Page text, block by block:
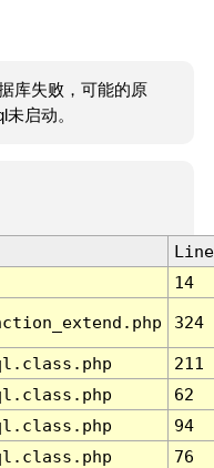
库失败，可能的原
启动。
Line
14
324
211
62
94
76